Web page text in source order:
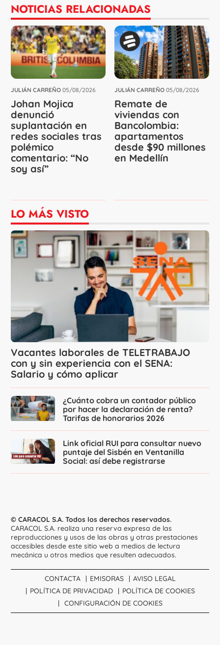
NOTICIAS RELACIONADAS
JULIÁN CARREÑO 05/08/2026
Johan Mojica
denunció
suplantación en
redes sociales tras
polémico
comentario: “No
soy así”
JULIÁN CARREÑO 05/08/2026
Remate de
viviendas con
Bancolombia:
apartamentos
desde $90 millones
en Medellín
LO MÁS VISTO
Vacantes laborales de TELETRABAJO
con y sin experiencia con el SENA:
Salario y cómo aplicar
¿Cuánto cobra un contador público
por hacer la declaración de renta?
Tarifas de honorarios 2026
Link oficial RUI para consultar nuevo
puntaje del Sisbén en Ventanilla
Social: así debe registrarse
© CARACOL S.A. Todos los derechos reservados.
CARACOL S.A. realiza una reserva expresa de las
reproducciones y usos de las obras y otras prestaciones
accesibles desde este sitio web a medios de lectura
mecánica u otros medios que resulten adecuados.
CONTACTA EMISORAS
AVISO LEGAL
POLÍTICA DE PRIVACIDAD
POLÍTICA DE COOKIES
CONFIGURACIÓN DE COOKIES